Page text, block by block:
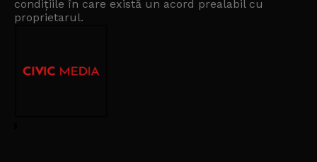
condițiile în care există un acord prealabil cu
proprietarul.